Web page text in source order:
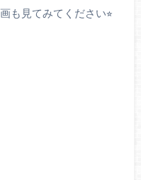
も見てみてください⭐︎